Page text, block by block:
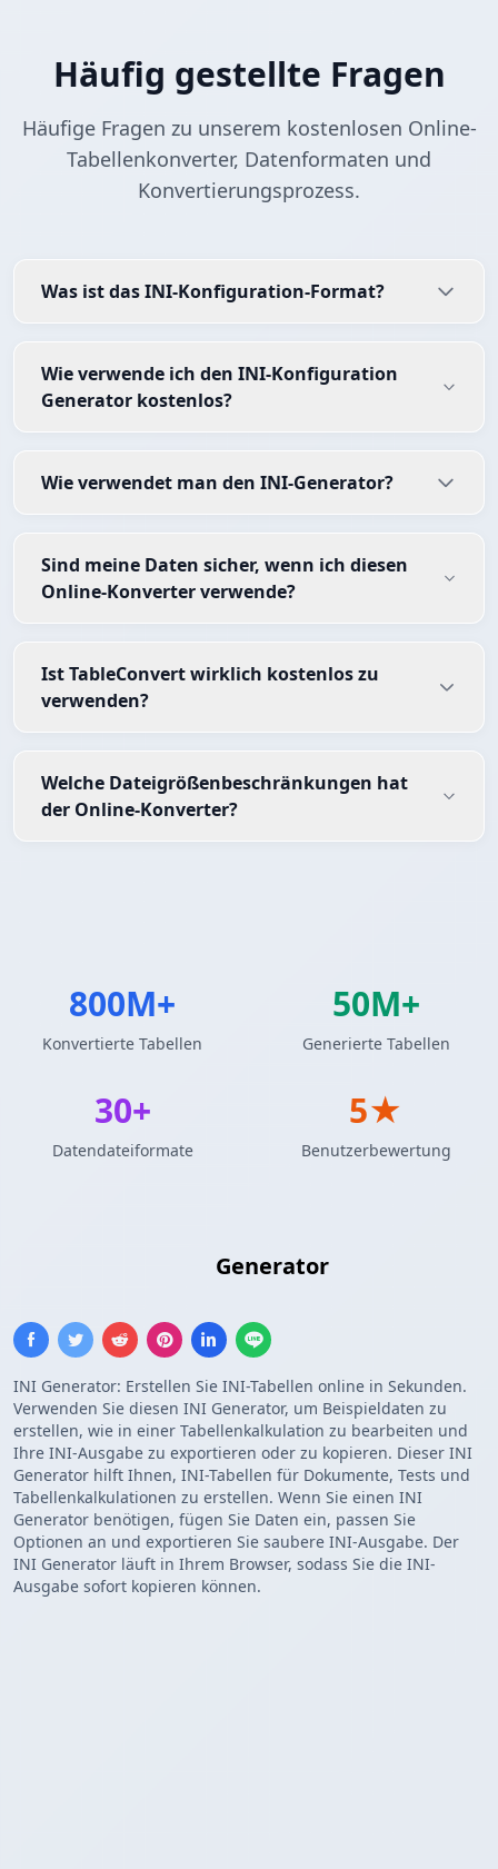
Generator
INI Generator: Erstellen Sie INI-Tabellen online in Sekunden.
Verwenden Sie diesen INI Generator, um Beispieldaten zu
erstellen, wie in einer Tabellenkalkulation zu bearbeiten und
Ihre INI-Ausgabe zu exportieren oder zu kopieren. Dieser INI
Generator hilft Ihnen, INI-Tabellen für Dokumente, Tests und
Tabellenkalkulationen zu erstellen. Wenn Sie einen INI
Generator benötigen, fügen Sie Daten ein, passen Sie
Optionen an und exportieren Sie saubere INI-Ausgabe. Der
INI Generator läuft in Ihrem Browser, sodass Sie die INI-
Ausgabe sofort kopieren können.
Häufig gestellte Fragen
Häufige Fragen zu unserem kostenlosen Online-
Tabellenkonverter, Datenformaten und
Konvertierungsprozess.
Was ist das INI-Konfiguration-Format?
Wie verwende ich den INI-Konfiguration
Generator kostenlos?
Wie verwendet man den INI-Generator?
Sind meine Daten sicher, wenn ich diesen
Online-Konverter verwende?
Ist TableConvert wirklich kostenlos zu
verwenden?
Welche Dateigrößenbeschränkungen hat
der Online-Konverter?
800M+
Konvertierte Tabellen
50M+
Generierte Tabellen
30+
Datendateiformate
5★
Benutzerbewertung